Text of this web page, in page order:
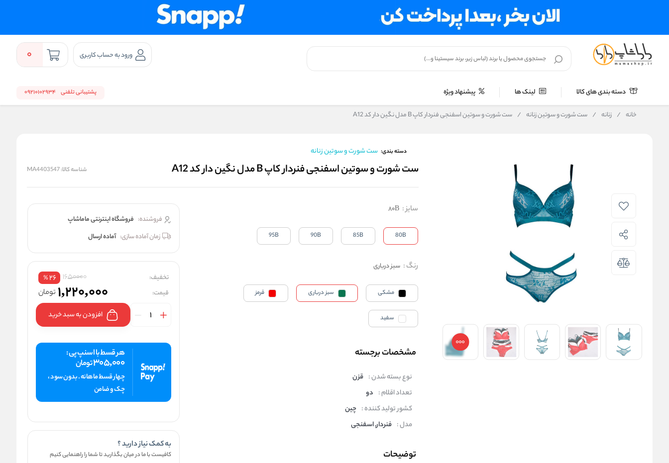
ورود به حساب کاربری 0
دسته بندی های کالا لینک ها پیشنهاد ویژه پشتیبانی تلفنی 09210102934
خانه / زنانه / ست شورت و سوتین زنانه / ست شورت و سوتین اسفنجی فنردار کاپ B مدل نگین دار کد A12
دسته بندی: ست شورت و سوتین زنانه
ست شورت و سوتین اسفنجی فنردار کاپ B مدل نگین دار کد A12 شناسه کالا:MA4403547
سایز:
80B
80B
85B
90B
95B
رنگ: سبز درباری
مشکی سبز درباری قرمز
سفید
مشخصات برجسته
نوع بسته شدن : قزن
تعداد اقلام : دو
کشور تولید کننده : چین
مدل : فنردار, اسفنجی
توضیحات
فروشنده: فروشگاه اینترنتی ماماشاپ
زمان آماده سازی: آماده ارسال
تخفیف: 1650000
26
%
قیمت: 1,220,000 تومان
افزودن به سبد خرید
هر قسط با اسنپ پی :
305,000تومان
چهار قسط ماهانه . بدون سود ،
چک و ضامن
به کمک نیاز دارید ؟
کافیست با ما در میان بگذارید تا شما را راهنمایی کنیم